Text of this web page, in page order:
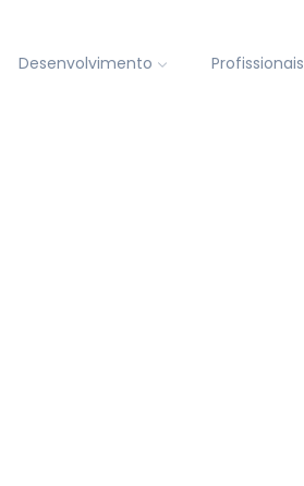
Desenvolvimento Profissionais